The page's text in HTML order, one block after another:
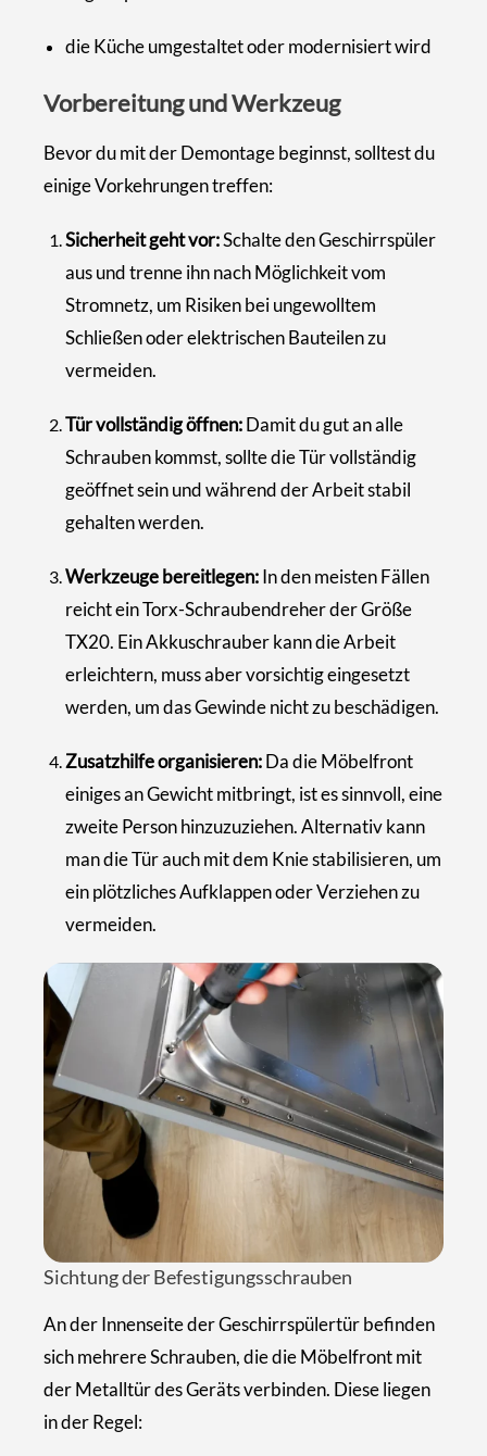
die Küche umgestaltet oder modernisiert wird
Vorbereitung und Werkzeug
Bevor du mit der Demontage beginnst, solltest du
einige Vorkehrungen treffen:
Sicherheit geht vor:Schalte den Geschirrspüler
aus und trenne ihn nach Möglichkeit vom
Stromnetz, um Risiken bei ungewolltem
Schließen oder elektrischen Bauteilen zu
vermeiden.
Tür vollständig öffnen:Damit du gut an alle
Schrauben kommst, sollte die Tür vollständig
geöffnet sein und während der Arbeit stabil
gehalten werden.
Werkzeuge bereitlegen:In den meisten Fällen
reicht ein Torx-Schraubendreher der Größe
TX20. Ein Akkuschrauber kann die Arbeit
erleichtern, muss aber vorsichtig eingesetzt
werden, um das Gewinde nicht zu beschädigen.
Zusatzhilfe organisieren:Da die Möbelfront
einiges an Gewicht mitbringt, ist es sinnvoll, eine
zweite Person hinzuzuziehen. Alternativ kann
man die Tür auch mit dem Knie stabilisieren, um
ein plötzliches Aufklappen oder Verziehen zu
vermeiden.
Sichtung der Befestigungsschrauben
An der Innenseite der Geschirrspülertür befinden
sich mehrere Schrauben, die die Möbelfront mit
der Metalltür des Geräts verbinden. Diese liegen
in der Regel: